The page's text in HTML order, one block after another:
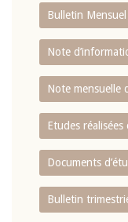
Bulletin
Note
Note mensuelle
Etudes
Documents
Bulletin